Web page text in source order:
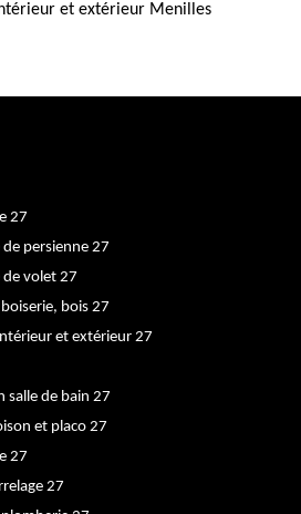
et extérieur Menilles
27
persienne 27
de volet 27
bois 27
et extérieur 27
salle de bain 27
et placo 27
27
27